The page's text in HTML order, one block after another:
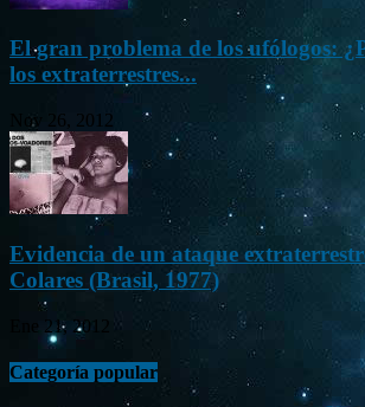
El gran problema de los ufólogos:
los extraterrestres...
Nov 26, 2012
Evidencia de un ataque
Colares (Brasil, 1977)
Ene 21, 2012
Categoría popular